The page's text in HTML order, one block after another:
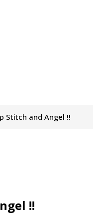
Stitch and Angel !!
!!